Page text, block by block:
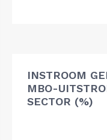
INSTROOM
MBO-
SECTOR (%)